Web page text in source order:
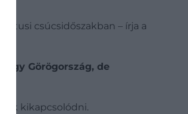
csúcsidőszakban – írja a
Görögország, de
kikapcsolódni.